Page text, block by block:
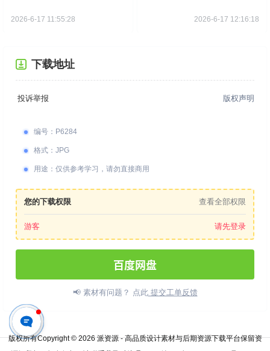
2026-6-17 11:55:28 2026-6-17 12:16:18
下载地址
投诉举报 版权声明
编号 ： P6284
格式 ： JPG
用途 ： 仅供参考学习，请勿直接商用
您的下载权限 查看全部权限
游客 请先登录
百度网盘
📢 素材有问题？ 点此提交工单反馈
版权所有Copyright © 2026派资源 - 高品质设计素材与后期资源下载平台保留资